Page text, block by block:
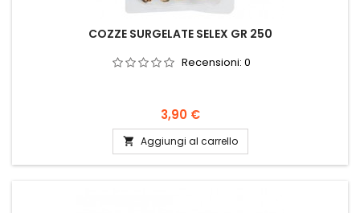
COZZE SURGELATE SELEX GR 250
Recensioni: 0
Prezzo
3,90 €
 Aggiungi al carrello